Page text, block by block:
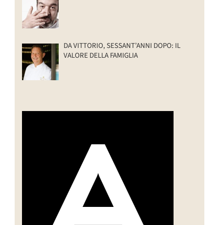
DA VITTORIO, SESSANT’ANNI DOPO: IL
VALORE DELLA FAMIGLIA